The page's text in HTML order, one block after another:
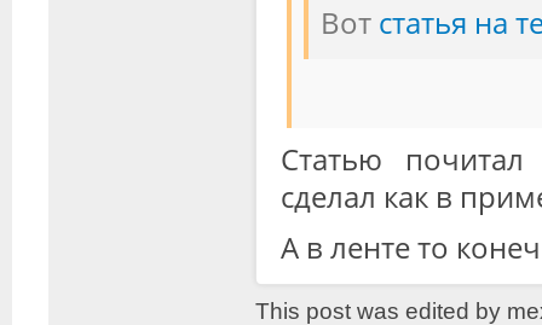
Вот статья на
Статью
сделал как в
А в ленте то
This post was edited by